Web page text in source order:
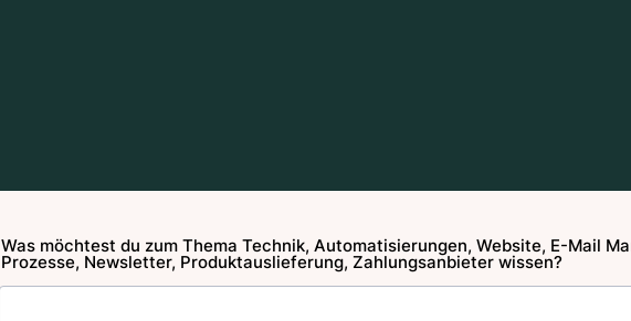
Was möchtest du zum Thema Technik, Automatisierungen, Website, E-Mail
Prozesse, Newsletter, Produktauslieferung, Zahlungsanbieter wissen?